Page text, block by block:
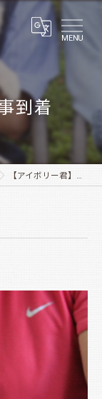
MENU
到着
【アイボリー君】無事到着